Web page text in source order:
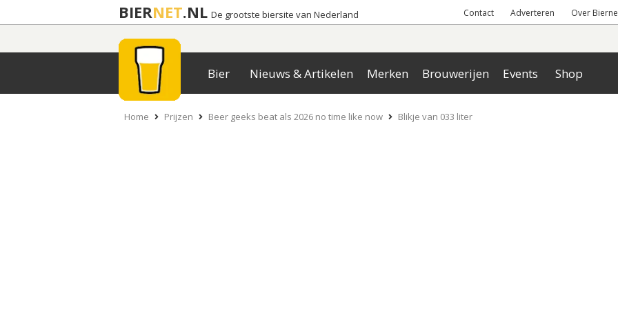
BIERNET.NL De grootste biersite van Nederland Contact Adverteren Over
Bier Nieuws & Artikelen Merken Brouwerijen Events Shop
Home Prijzen Beer geeks beat als 2026 no time like now Blikje van 033 liter